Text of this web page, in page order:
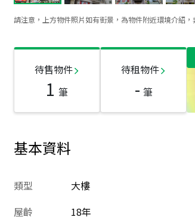
請注意，上方物件照片如有街景，為物件附近環境介紹，
待售物件
1 筆
待租物件
- 筆
基本資料
類型
大樓
屋齡
18年